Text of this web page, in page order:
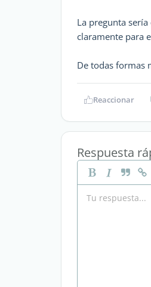
La pregunta
claramente para
De todas formas
Reaccionar
Respuesta